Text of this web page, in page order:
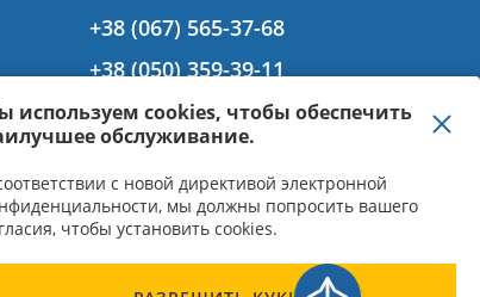
используем cookies, чтобы обеспечить
обслуживание.
с новой директивой электронной
мы должны попросить вашего
чтобы установить cookies.
+38 (067) 565-37-68
+38 (050) 359-39-11
+38 (063) 301-30-40